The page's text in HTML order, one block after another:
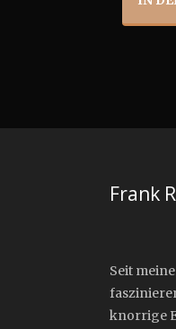
Frank
Seit
knorrige